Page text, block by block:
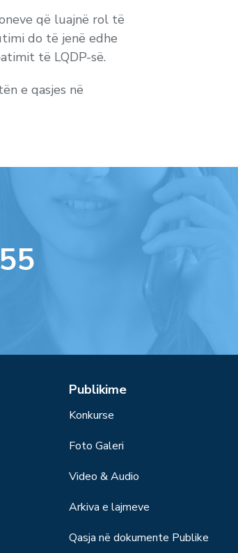
që luajnë rol të
do të jenë edhe
të LQDP-së.
e qasjes në
Publikime
Konkurse
Foto Galeri
Video & Audio
Arkiva e lajmeve
Qasja në dokumente Publike